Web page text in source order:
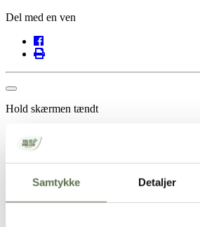
Samtykke Detaljer
Del med en ven
Hold skærmen tændt
Opskrift